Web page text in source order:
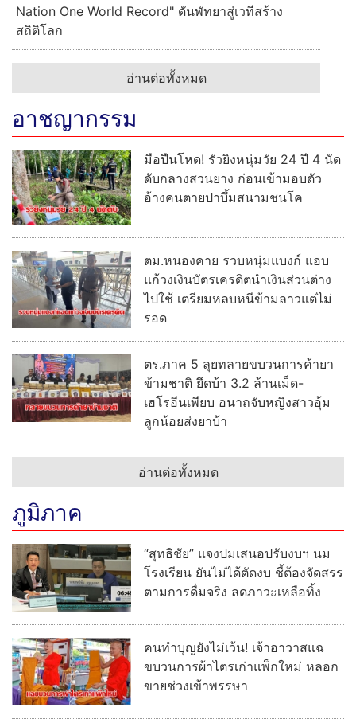
Nation One World Record" ดันพัทยาสู่เวทีสร้าง
สถิติโลก
อ่านต่อทั้งหมด
อาชญากรรม
มือปืนโหด! รัวยิงหนุ่มวัย 24 ปี 4 นัด
ดับกลางสวนยาง ก่อนเข้ามอบตัว
อ้างคนตายปาบึ้มสนามชนโค
ตม.หนองคาย รวบหนุ่มแบงก์ แอบ
แก้วงเงินบัตรเครดิตนำเงินส่วนต่าง
ไปใช้ เตรียมหลบหนีข้ามลาวแต่ไม่
รอด
ตร.ภาค 5 ลุยทลายขบวนการค้ายา
ข้ามชาติ ยึดบ้า 3.2 ล้านเม็ด-
เฮโรอีนเพียบ อนาถจับหญิงสาวอุ้ม
ลูกน้อยส่งยาบ้า
อ่านต่อทั้งหมด
ภูมิภาค
“สุทธิชัย” แจงปมเสนอปรับงบฯ นม
โรงเรียน ยันไม่ได้ตัดงบ ชี้ต้องจัดสรร
ตามการดื่มจริง ลดภาวะเหลือทิ้ง
คนทำบุญยังไม่เว้น! เจ้าอาวาสแฉ
ขบวนการผ้าไตรเก่าแพ็กใหม่ หลอก
ขายช่วงเข้าพรรษา